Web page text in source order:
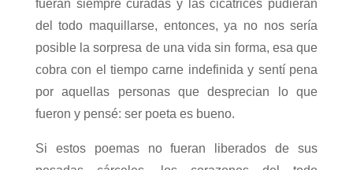
fueran siempre curadas y las cicatrices pudieran
del todo maquillarse, entonces, ya no nos sería
posible la sorpresa de una vida sin forma, esa que
cobra con el tiempo carne indefinida y sentí pena
por aquellas personas que desprecian lo que
fueron y pensé: ser poeta es bueno.
Si estos poemas no fueran liberados de sus